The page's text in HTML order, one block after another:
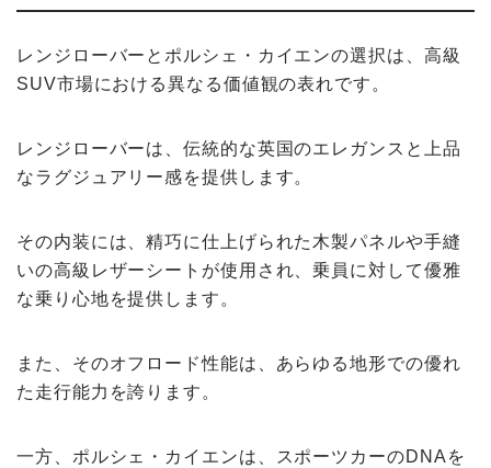
レンジローバーとポルシェ・カイエンの選択は、高級
SUV市場における異なる価値観の表れです。
レンジローバーは、伝統的な英国のエレガンスと上品
なラグジュアリー感を提供します。
その内装には、精巧に仕上げられた木製パネルや手縫
いの高級レザーシートが使用され、乗員に対して優雅
な乗り心地を提供します。
また、そのオフロード性能は、あらゆる地形での優れ
た走行能力を誇ります。
一方、ポルシェ・カイエンは、スポーツカーのDNAを